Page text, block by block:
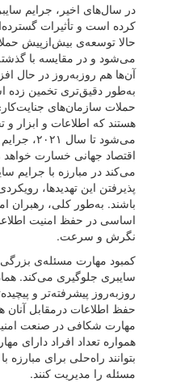
در سال‌های اخیر، جرایم
کرده است و تأثیرات
حالا توسعه‌ی بیش‌‌از‌پیش
می‌شود و در مقایسه با
آن‌ها هم روزبه‌روز در حال
حملات سازمان‌های
هستند که اطلاعات و ابزار و
می‌شود تا
اقتصاد جهانی خسارت
می‌کند در مبارزه با جرایم
پذیرفتن این تهدیدها،
باشند. به‌طور کلی، رهبران
اساسی در حفظ امنیت
نگرش و سرعت.
کمبود مهارت مسئله‌ی
سایبری جلوگیری می‌کند.
روزبه‌روز پیشرفته‌تر و
حفظ اطلاعات درمقابل آنان
مهارت شکافی در صنعت
همواره تعداد افراد دارای
بتوانند راه‌حلی برای مبارزه
مسئله را مدیریت کنند.